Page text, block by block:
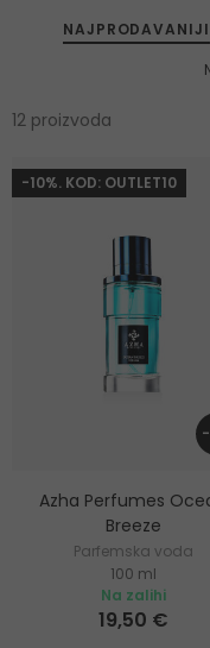
NAJPRODAVANIJI
12 proizvoda
-10%. KOD: OUTLET10
Azha Perfumes
Breeze
Parfemska voda
100 ml
Na zalihi
19,50 €